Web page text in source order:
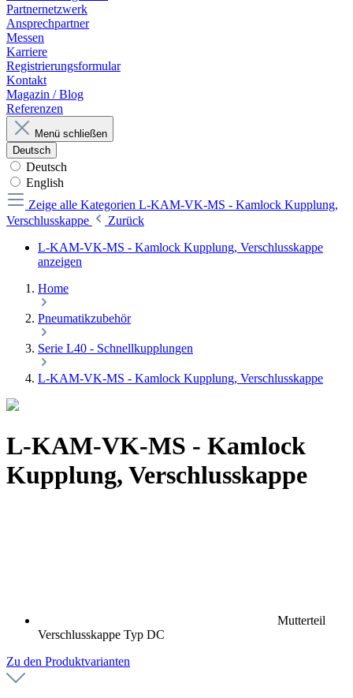
Partnernetzwerk
Ansprechpartner
Messen
Karriere
Registrierungsformular
Kontakt
Magazin / Blog
Referenzen
Menü schließen
Deutsch
Deutsch
English
Zeige alle Kategorien L-KAM-VK-MS - Kamlock Kupplung,
Verschlusskappe
Zurück
L-KAM-VK-MS - Kamlock Kupplung, Verschlusskappe
anzeigen
Home
Pneumatikzubehör
Serie L40 - Schnellkupplungen
L-KAM-VK-MS - Kamlock Kupplung, Verschlusskappe
L-KAM-VK-MS - Kamlock
Kupplung, Verschlusskappe
Mutterteil
Verschlusskappe Typ DC
Zu den Produktvarianten